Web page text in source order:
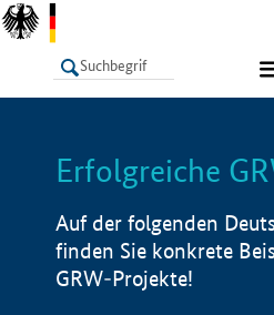
LISTE
Erfolgreiche
Auf der folgenden
finden Sie konkrete
GRW-Projekte!